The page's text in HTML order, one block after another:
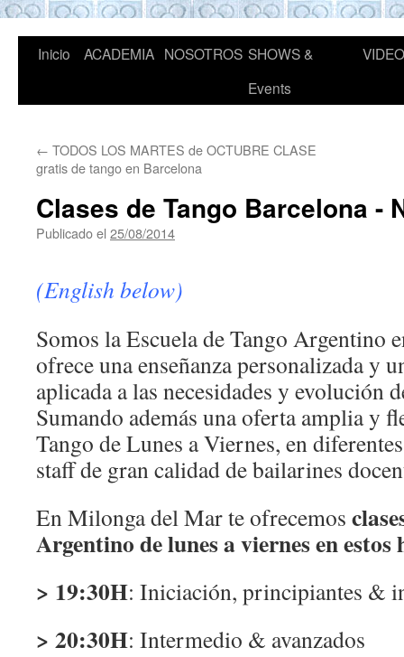
Milonga del Mar
Clases de Tango en Barcelona
Saltar
Inicio ACADEMIA NOSOTROS SHOWS &
Events
← TODOS LOS MARTES de OCTUBRE CLASE
gratis de tango en Barcelona
Clases de Tango Barcelona -
Publicado el 25/08/2014
(English below)
Somos la Escuela de Tango Argentino
ofrece una enseñanza personalizada y
aplicada a las necesidades y evolución
Sumando además una oferta amplia y
Tango de Lunes a Viernes, en
staff de gran calidad de bailarines
En Milonga del Mar te ofrecemos
Argentino de lunes a viernes en
> 19:30H: Iniciación, principiantes &
> 20:30H: Intermedio & avanzados